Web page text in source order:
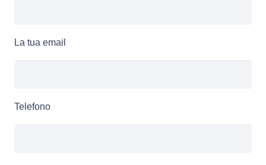
La tua email
Telefono